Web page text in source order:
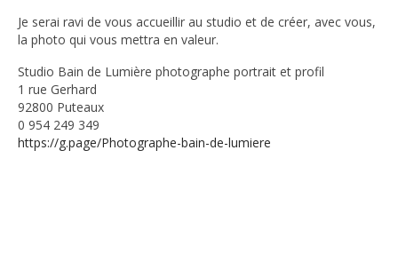
Je serai ravi de vous accueillir au studio et de créer, avec vous,
la photo qui vous mettra en valeur.
Studio Bain de Lumière photographe portrait et profil
1 rue Gerhard
92800 Puteaux
0 954 249 349
https://g.page/Photographe-bain-de-lumiere